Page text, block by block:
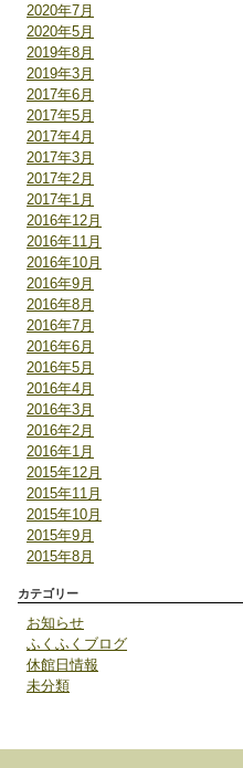
2020年7月
2020年5月
2019年8月
2019年3月
2017年6月
2017年5月
2017年4月
2017年3月
2017年2月
2017年1月
2016年12月
2016年11月
2016年10月
2016年9月
2016年8月
2016年7月
2016年6月
2016年5月
2016年4月
2016年3月
2016年2月
2016年1月
2015年12月
2015年11月
2015年10月
2015年9月
2015年8月
カテゴリー
お知らせ
ふくふくブログ
休館日情報
未分類